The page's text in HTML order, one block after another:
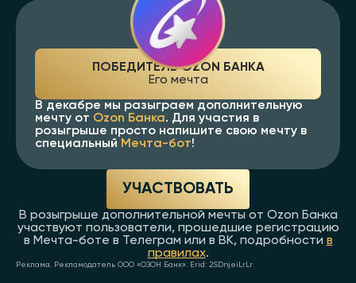
ПОБЕДИТЕЛЬ OZON БАНКА
Его мечта
В декабре мы разыграем дополнительную
мечту от Ozon Банка. Для участия в
розыгрыше просто напишите свою мечту в
специальный Мечта-бот!
УЧАСТВОВАТЬ
В розыгрыше дополнительной мечты от Ozon Банка
участвуют пользователи, прошедшие регистрацию
в Мечта-боте в Телеграм или в ВК, подробности в
правилах.
Реклама. Рекламодатель ООО «ОЗОН Банк». Erid: 2SDnjeiLrLr